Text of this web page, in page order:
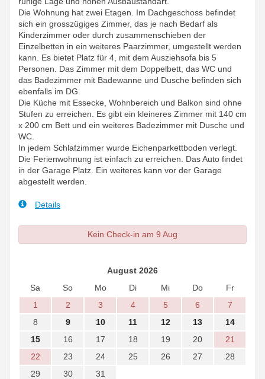
Die Wohnung hat zwei Etagen. Im Dachgeschoss befindet
sich ein grosszügiges Zimmer, das je nach Bedarf als
Kinderzimmer oder durch zusammenschieben der
Einzelbetten in ein weiteres Paarzimmer, umgestellt werden
kann. Es bietet Platz für 4, mit dem Ausziehsofa bis 5
Personen. Das Zimmer mit dem Doppelbett, das WC und
das Badezimmer mit Badewanne und Dusche befinden sich
ebenfalls im DG.
Die Küche mit Essecke, Wohnbereich und Balkon sind ohne
Stufen zu erreichen. Es gibt ein kleineres Zimmer mit 140 cm
x 200 cm Bett und ein weiteres Badezimmer mit Dusche und
WC.
In jedem Schlafzimmer wurde Eichenparkettboden verlegt.
Die Ferienwohnung ist einfach zu erreichen. Das Auto findet
in der Garage Platz. Ein weiteres kann vor der Garage
abgestellt werden.
Details
Kein Check-in am 9 Aug
August 2026
Sa
So Mo Di Mi Do
Fr
1
2 3 4 5 6
7
8
9 10 11 12 13
14
15
16 17 18 19 20
21
22
23 24 25 26 27
28
29
30 31